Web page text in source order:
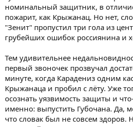
номинальный защитник, в
пожарит, как Крыжанац. Но нет,
"Зенит" пропустил три гола из
грубейших ошибок россиянина и
Тем удивительнее
первый звоночек прозвучал
минуте, когда Карадениз одним
Крыжанаца и пробил с лёту. Уже
осознать уязвимость защиты и
именно: выпустить Губочана. Да,
что словак был не совсем здоров.